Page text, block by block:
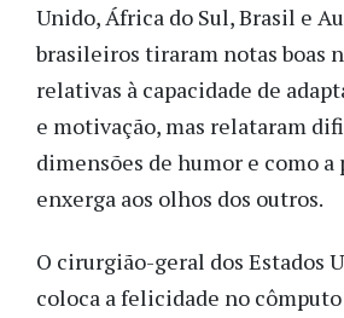
Unido, África do Sul, Brasil e
brasileiros tiraram notas boas
relativas à capacidade de
e motivação, mas relataram
dimensões de humor e como a
enxerga aos olhos dos outros.
O cirurgião-geral dos Estados
coloca a felicidade no cômputo